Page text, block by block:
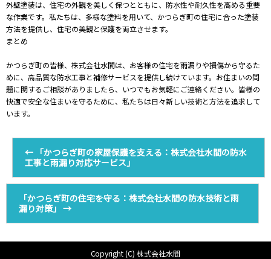
外壁塗装は、住宅の外観を美しく保つとともに、防水性や耐久性を高める重要
な作業です。私たちは、多様な塗料を用いて、かつらぎ町の住宅に合った塗装
方法を提供し、住宅の美観と保護を両立させます。
まとめ
かつらぎ町の皆様、株式会社水間は、お客様の住宅を雨漏りや損傷から守るた
めに、高品質な防水工事と補修サービスを提供し続けています。お住まいの問
題に関するご相談がありましたら、いつでもお気軽にご連絡ください。皆様の
快適で安全な住まいを守るために、私たちは日々新しい技術と方法を追求して
います。
← 「かつらぎ町の家屋保護を支える：株式会社水間の防水
工事と雨漏り対応サービス」
「かつらぎ町の住宅を守る：株式会社水間の防水技術と雨
漏り対策」 →
Copyright (C) 株式会社水間